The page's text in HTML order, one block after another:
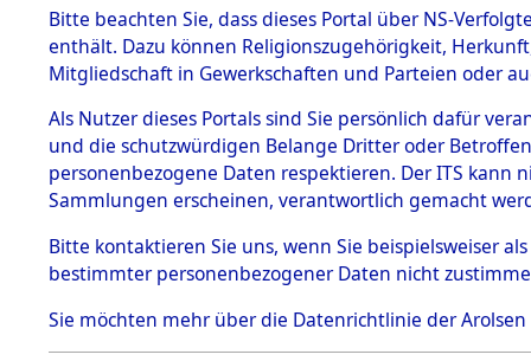
BESTÄNDE
1.
mente
5. Verschiedenes
5.3
Todesmärsche
5.3.1 Alliierte
Erhebungen
zu
Todesmärsch
en
5.3.2
von
Toter aus
Ort ihrer
0003
Bitte beachten Sie, dass dieses Portal über NS-
enthält. Dazu können Religionszugehörigkeit,
Mitgliedschaft in Gewerkschaften und Parteien oder
Als Nutzer dieses Portals sind Sie persönlich dafür
und die schutzwürdigen Belange Dritter oder
personenbezogene Daten respektieren. Der ITS
Sammlungen erscheinen, verantwortlich gemacht
Bitte kontaktieren Sie uns, wenn Sie beispielsweiser
bestimmter personenbezogener Daten nicht
Sie möchten mehr über die Datenrichtlinie der Arolsen